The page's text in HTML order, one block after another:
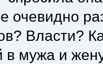
очевидно
Власти?
в мужа и